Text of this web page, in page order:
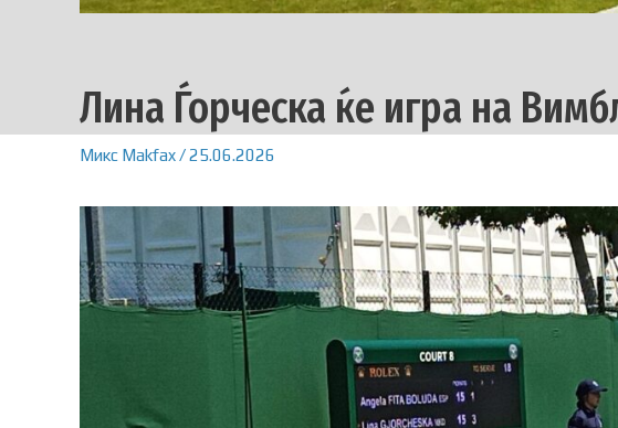
Лина Ѓорческа ќе игра на
Микс Makfax/25.06.2026